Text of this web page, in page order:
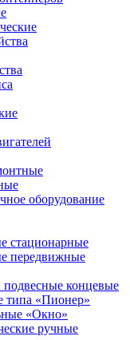
оборудование
стационарные
передвижные
концевые
типа «Пионер»
«Окно»
ручные